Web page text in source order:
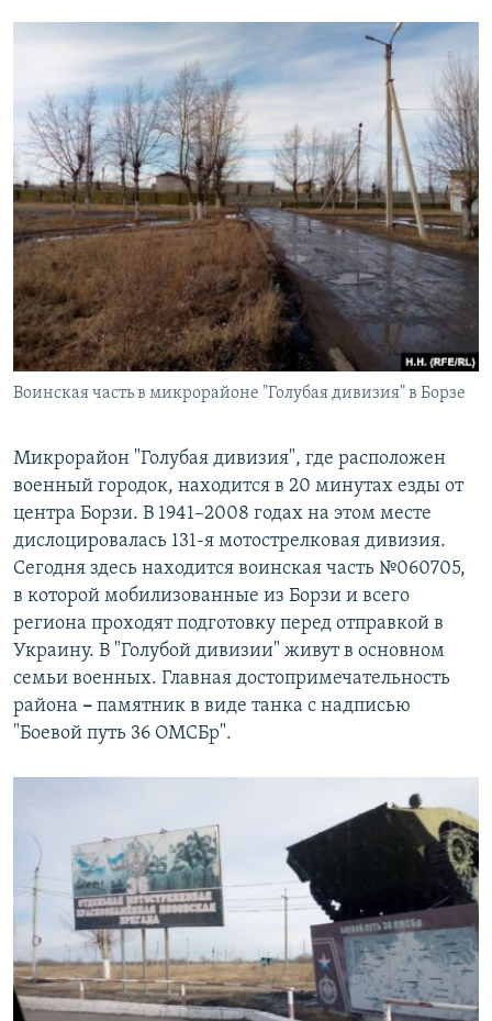
Воинская часть в микрорайоне "Голубая дивизия" в Борзе
Микрорайон "Голубая дивизия", где расположен
военный городок, находится в 20 минутах езды от
центра Борзи. В 1941–2008 годах на этом месте
дислоцировалась 131-я мотострелковая дивизия.
Сегодня здесь находится воинская часть №060705,
в которой мобилизованные из Борзи и всего
региона проходят подготовку перед отправкой в
Украину. В "Голубой дивизии" живут в основном
семьи военных. Главная достопримечательность
района – памятник в виде танка с надписью
"Боевой путь 36 ОМСБр".